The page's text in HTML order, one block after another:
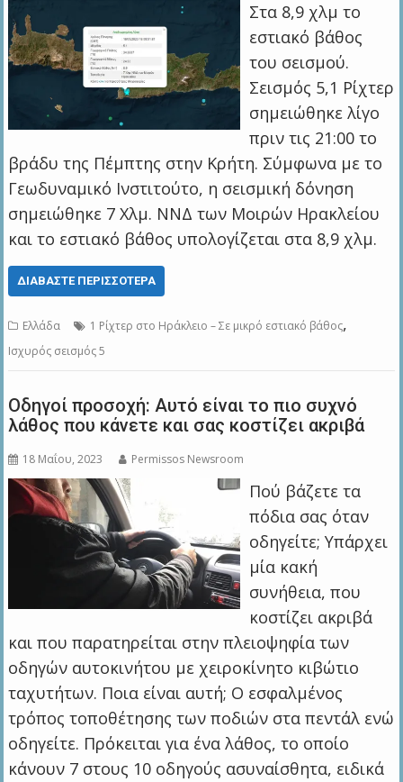
Στα 8,9 χλμ το
εστιακό βάθος
του σεισμού.
Σεισμός 5,1 Ρίχτερ
σημειώθηκε λίγο
πριν τις 21:00 το
βράδυ της Πέμπτης στην Κρήτη. Σύμφωνα με το
Γεωδυναμικό Ινστιτούτο, η σεισμική δόνηση
σημειώθηκε 7 Χλμ. ΝΝΔ των Μοιρών Ηρακλείου
και το εστιακό βάθος υπολογίζεται στα 8,9 χλμ.
ΔΙΑΒΆΣΤΕ ΠΕΡΙΣΣΌΤΕΡΑ
Ελλάδα 1 Ρίχτερ στο Ηράκλειο – Σε μικρό εστιακό βάθος,
Ισχυρός σεισμός 5
Οδηγοί προσοχή: Αυτό είναι το πιο συχνό
λάθος που κάνετε και σας κοστίζει ακριβά
18 Μαΐου, 2023 Permissos Newsroom
Πού βάζετε τα
πόδια σας όταν
οδηγείτε; Υπάρχει
μία κακή
συνήθεια, που
κοστίζει ακριβά
και που παρατηρείται στην πλειοψηφία των
οδηγών αυτοκινήτου με χειροκίνητο κιβώτιο
ταχυτήτων. Ποια είναι αυτή; Ο εσφαλμένος
τρόπος τοποθέτησης των ποδιών στα πεντάλ ενώ
οδηγείτε. Πρόκειται για ένα λάθος, το οποίο
κάνουν 7 στους 10 οδηγούς ασυναίσθητα, ειδικά